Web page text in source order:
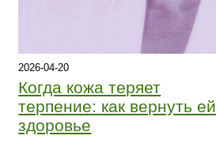
2026-04-20
Когда кожа теряет
терпение: как вернуть ей
здоровье